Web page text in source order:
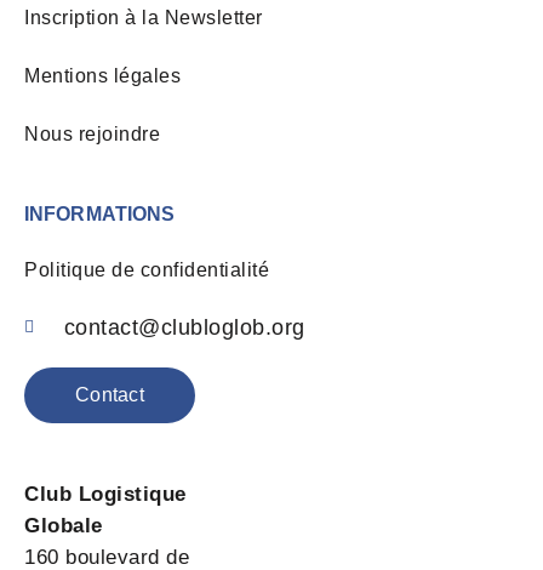
Inscription à la Newsletter
Mentions légales
Nous rejoindre
INFORMATIONS
Politique de confidentialité
contact@clubloglob.org
Contact
Club Logistique
Globale
160 boulevard de